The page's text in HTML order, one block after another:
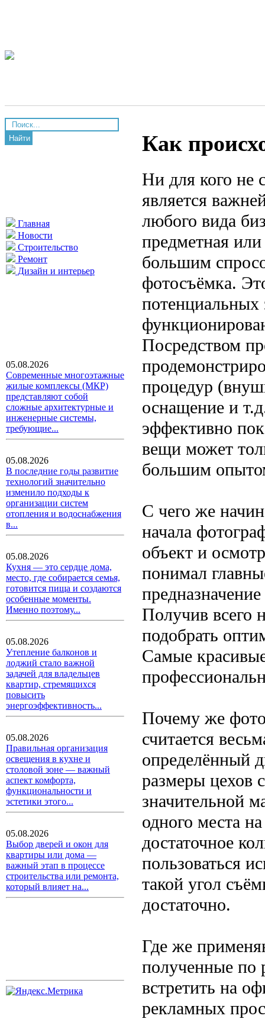
Найти
Главная
Новости
Строительство
Ремонт
Дизайн и интерьер
05.08.2026
Современные многоэтажные
жилые комплексы (МКР)
представляют собой
сложные архитектурные и
инженерные системы,
требующие...
05.08.2026
В последние годы развитие
технологий значительно
изменило подходы к
организации систем
отопления и водоснабжения
в...
05.08.2026
Кухня — это сердце дома,
место, где собирается семья,
готовится пища и создаются
особенные моменты.
Именно поэтому...
05.08.2026
Утепление балконов и
лоджий стало важной
задачей для владельцев
квартир, стремящихся
повысить
энергоэффективность...
05.08.2026
Правильная организация
освещения в кухне и
столовой зоне — важный
аспект комфорта,
функциональности и
эстетики этого...
05.08.2026
Выбор дверей и окон для
квартиры или дома —
важный этап в процессе
строительства или ремонта,
который влияет на...
Как
Ни для кого не
является
любого вида
предметная
большим
фотосъёмка.
потенциальных
Посредством
процедур
оснащение и
эффективно
вещи может
большим
С чего же
начала
объект и
понимал
Получив всего
подобрать
Самые
Почему же
считается
определённый
размеры цехов
значительной
одного места
достаточное
пользоваться
такой угол
достаточно.
Где же
полученные по
встретить на
рекламных